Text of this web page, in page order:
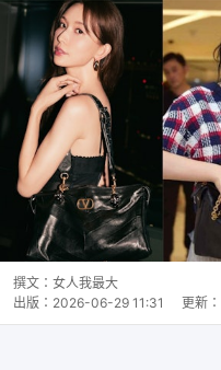
撰文： 女人我最大
出版： 2026-06-29 11:31 更新：